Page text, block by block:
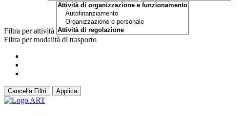
Filtra per attività
Filtra per modalità di trasporto
Cancella Filtri Applica